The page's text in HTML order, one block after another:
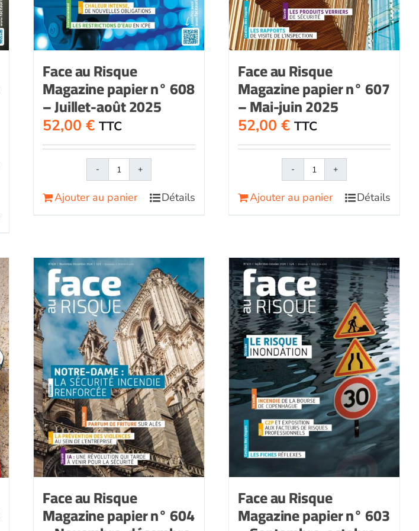
Face au Risque
Magazine papier n° 608
– Juillet-août 2025
52,00 € TTC
quantité
Face
n°
608
-
Juillet-
août
2025
Ajouter au panier Détails
Face au Risque
Magazine papier n° 607
– Mai-juin 2025
52,00 € TTC
quantité
Face
n°
607
-
Mai-
juin
2025
Ajouter au panier Détails
Face au Risque
Magazine papier n° 604
Face au Risque
Magazine papier n° 603